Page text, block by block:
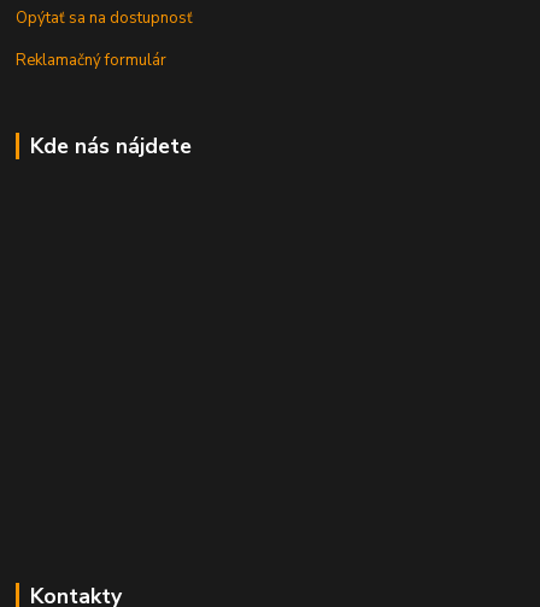
Opýtať sa na dostupnosť
Reklamačný formulár
Kde nás nájdete
Kontakty